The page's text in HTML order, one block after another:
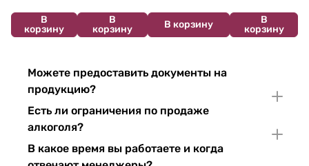
В
корзину
В
корзину
В корзину
В
корзину
Можете предоставить документы на
продукцию?
Есть ли ограничения по продаже
алкоголя?
В какое время вы работаете и когда